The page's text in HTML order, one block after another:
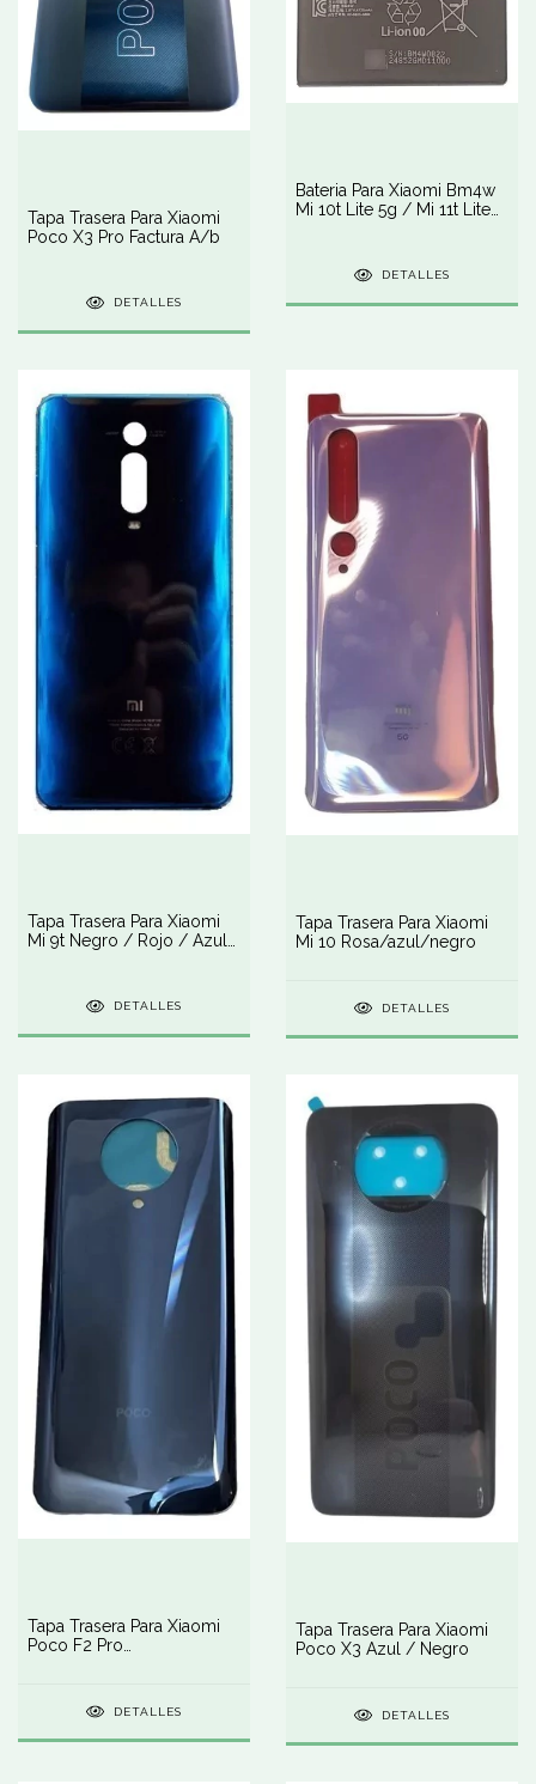
Tapa Trasera Para Xiaomi
Poco X3 Pro Factura A/b
DETALLES
Bateria Para Xiaomi Bm4w
Mi 10t Lite 5g / Mi 11t Lite
DETALLES
Tapa Trasera Para Xiaomi
Mi 9t Negro / Rojo / Azul
DETALLES
Tapa Trasera Para Xiaomi
Mi 10 Rosa/azul/negro
DETALLES
Tapa Trasera Para Xiaomi
Poco F2 Pro
DETALLES
Tapa Trasera Para Xiaomi
Poco X3 Azul / Negro
DETALLES